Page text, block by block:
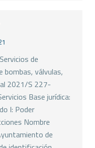
de
bombas, válvulas,
2021/S 227-
Base jurídica:
I: Poder
Nombre
de